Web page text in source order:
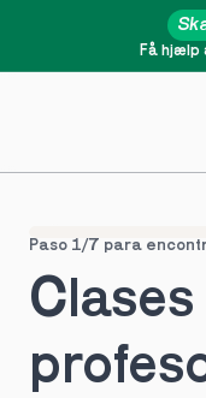
Få hjælp
Paso 1/7 para